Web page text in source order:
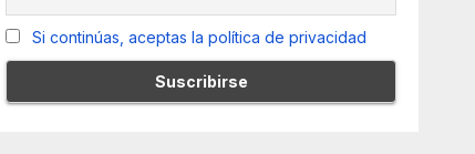
Si continúas, aceptas la política de privacidad